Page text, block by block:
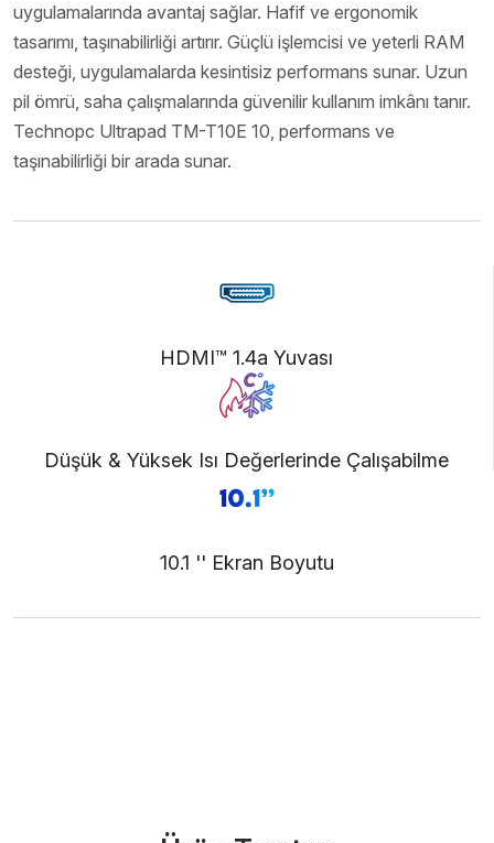
uygulamalarında avantaj sağlar. Hafif ve ergonomik
tasarımı, taşınabilirliği artırır. Güçlü işlemcisi ve yeterli RAM
desteği, uygulamalarda kesintisiz performans sunar. Uzun
pil ömrü, saha çalışmalarında güvenilir kullanım imkânı tanır.
Technopc Ultrapad TM-T10E 10, performans ve
taşınabilirliği bir arada sunar.
HDMI™ 1.4a Yuvası
Düşük & Yüksek Isı Değerlerinde Çalışabilme
10.1 '' Ekran Boyutu